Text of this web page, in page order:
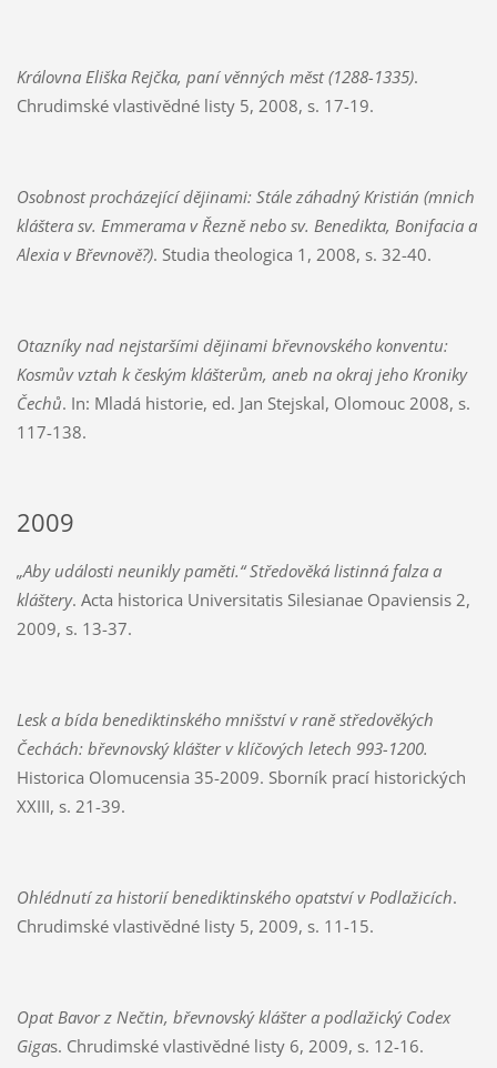
Královna Eliška Rejčka, paní věnných měst (1288-1335).
Chrudimské vlastivědné listy 5, 2008, s. 17-19.
Osobnost procházející dějinami: Stále záhadný Kristián (mnich
kláštera sv. Emmerama v Řezně nebo sv. Benedikta, Bonifacia a
Alexia v Břevnově?). Studia theologica 1, 2008, s. 32-40.
Otazníky nad nejstaršími dějinami břevnovského konventu:
Kosmův vztah k českým klášterům, aneb na okraj jeho Kroniky
Čechů. In: Mladá historie, ed. Jan Stejskal, Olomouc 2008, s.
117-138.
2009
„Aby události neunikly paměti.“ Středověká listinná falza a
kláštery. Acta historica Universitatis Silesianae Opaviensis 2,
2009, s. 13-37.
Lesk a bída benediktinského mnišství v raně středověkých
Čechách: břevnovský klášter v klíčových letech 993-1200.
Historica Olomucensia 35-2009. Sborník prací historických
XXIII, s. 21-39.
Ohlédnutí za historií benediktinského opatství v Podlažicích.
Chrudimské vlastivědné listy 5, 2009, s. 11-15.
Opat Bavor z Nečtin, břevnovský klášter a podlažický Codex
Gigas. Chrudimské vlastivědné listy 6, 2009, s. 12-16.